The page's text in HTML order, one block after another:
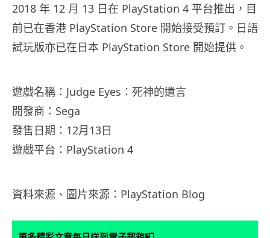
2018 年 12 月 13 日在 PlayStation 4 平台推出，目
前已在香港 PlayStation Store 開始接受預訂。日語
試玩版亦已在日本 PlayStation Store 開始提供。
遊戲名稱：Judge Eyes：死神的遺言
開發商：Sega
發售日期：12月13日
遊戲平台：PlayStation 4
資料來源、圖片來源：PlayStation Blog